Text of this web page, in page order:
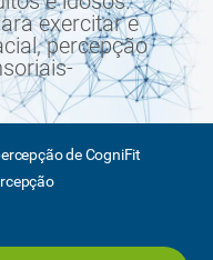
exercitar e
percepção
de CogniFit